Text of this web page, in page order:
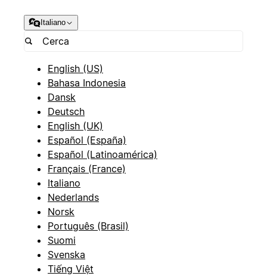
Italiano
English (US)
Bahasa Indonesia
Dansk
Deutsch
English (UK)
Español (España)
Español (Latinoamérica)
Français (France)
Italiano
Nederlands
Norsk
Português (Brasil)
Suomi
Svenska
Tiếng Việt